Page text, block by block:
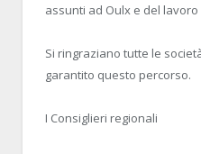
assunti ad Oulx e del
Si ringraziano tutte le
garantito questo percorso.
I Consiglieri regionali